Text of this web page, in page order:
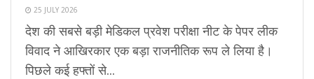
25 JULY 2026
देश की सबसे बड़ी मेडिकल प्रवेश परीक्षा नीट के पेपर लीक
विवाद ने आखिरकार एक बड़ा राजनीतिक रूप ले लिया है।
पिछले कई हफ्तों से...